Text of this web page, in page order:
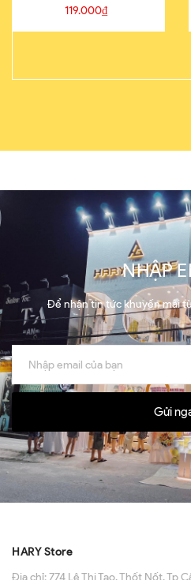
821-1
119.000₫
NHẬP
Để nhận tin tức khuyến mãi
Gửi
HARY Store